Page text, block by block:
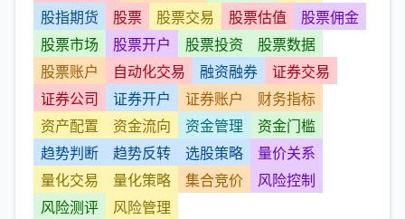
股指期货
股票 股票交易 股票估值
股票佣金
股票市场
股票开户 股票投资
股票数据
股票账户
自动化交易 融资融券
证券交易
证券公司
证券开户 证券账户
财务指标
资产配置
资金流向 资金管理
资金门槛
趋势判断
趋势反转 选股策略
量价关系
量化交易
量化策略 集合竞价
风险控制
风险测评
风险管理